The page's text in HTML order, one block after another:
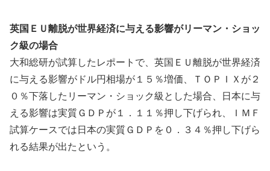
英国ＥＵ離脱が世界経済に与える影響がリーマン・ショッ
ク級の場合
大和総研が試算したレポートで、英国ＥＵ離脱が世界経済
に与える影響がドル円相場が１５％増価、ＴＯＰＩＸが２
０％下落したリーマン・ショック級とした場合、日本に与
える影響は実質ＧＤＰが１．１１％押し下げられ、ＩＭＦ
試算ケースでは日本の実質ＧＤＰを０．３４％押し下げら
れる結果が出たという。